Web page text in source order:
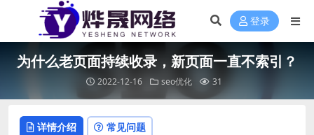
登录
为什么老页面持续收录，新页面一直不索引？
2022-12-16 seo优化 31
详情介绍 常见问题